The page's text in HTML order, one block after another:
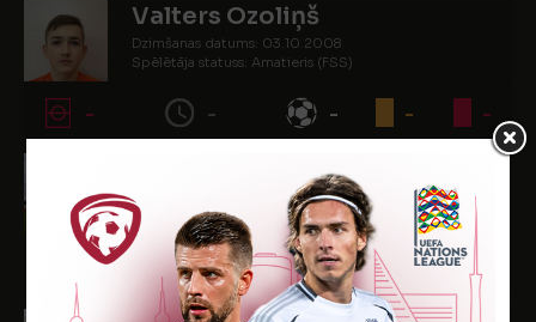
Valters Ozoliņš
Dzimšanas datums: 03.10.2008.
Spēlētāja statuss: Amatieris (FSS)
- - - - -
Dzimšanas datums: 18.02.2006.
Spēlētāja statuss: Amatieris (FSS)
1 22 - - -